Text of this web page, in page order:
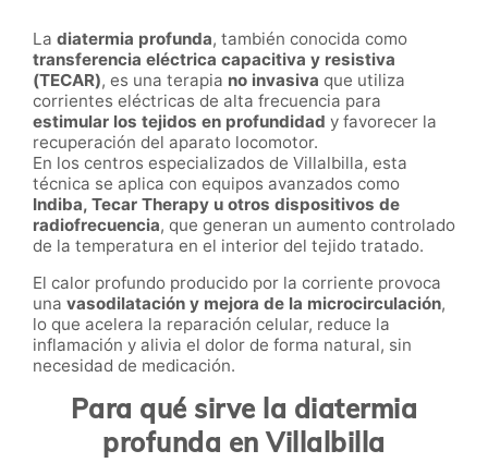
La diatermia profunda, también conocida como
transferencia eléctrica capacitiva y resistiva
(TECAR), es una terapia no invasiva que utiliza
corrientes eléctricas de alta frecuencia para
estimular los tejidos en profundidad y favorecer la
recuperación del aparato locomotor.
En los centros especializados de Villalbilla, esta
técnica se aplica con equipos avanzados como
Indiba, Tecar Therapy u otros dispositivos de
radiofrecuencia, que generan un aumento controlado
de la temperatura en el interior del tejido tratado.
El calor profundo producido por la corriente provoca
una vasodilatación y mejora de la microcirculación,
lo que acelera la reparación celular, reduce la
inflamación y alivia el dolor de forma natural, sin
necesidad de medicación.
Para qué sirve la diatermia
profunda en Villalbilla